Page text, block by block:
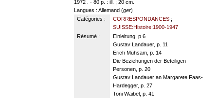
1972 . - 80 p. : ill. ; 20 cm.
Langues : Allemand (ger)
Catégories :
CORRESPONDANCES;
SUISSE:Histoire:1900-1947
Résumé :
Einleitung, p.6
Gustav Landauer, p. 11
Erich Mühsam, p. 14
Die Beziehungen der Beteiligen
Personen, p. 20
Gustav Landauer an Margarete Faas-
Hardegger, p. 27
Toni Waibel, p. 41